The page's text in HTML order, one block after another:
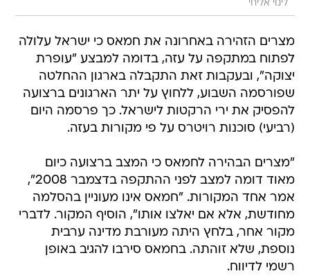
מצרים הזהירה באחרונה את חמאס כי ישראל עלולה
יצוקה", ובעקבות זאת התקבלה בארגון ההחלטה
שפורסמה השבוע, ללחוץ על יתר הארגונים ברצועה
להפסיק את ירי הרקטות לישראל. כך פרסמה היום
(רביעי) סוכנות רויטרס על פי מקורות בעזה.
"מצרים הבהירה לחמאס כי המצב ברצועה כיום
אמר אחד המקורות. "חמאס אינו מעוניין בהסלמה
מחודשת, אלא אם יאלצו אותו", הוסיף המקור. לדברי
מקור אחר, בלחץ היתה מעורבת מדינה ערבית
נוספת, שלא זוהתה. בחמאס סירבו להגיב באופן
רשמי לדיווח.
הדיווח עולה בקנה אחד עם דבריו של חבר הלשכה